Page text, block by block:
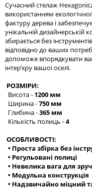
Сучасний стелаж
використанням
фактуру дерева і
унікальній дизайнерській
збирається без
відповідно до ваших
допоможе впорядкувати
інтер’єру вашої оселі.
РОЗМІРИ:
Висота - 1200 мм
Ширина -750 мм
Глибина -365 мм
Кількість полиць -4
ОСОБЛИВОСТІ:
• Проста збірка без
• Регульовані полиці
• Невелика вага для
• Модульна конструкція
• Надзвичайно міцний